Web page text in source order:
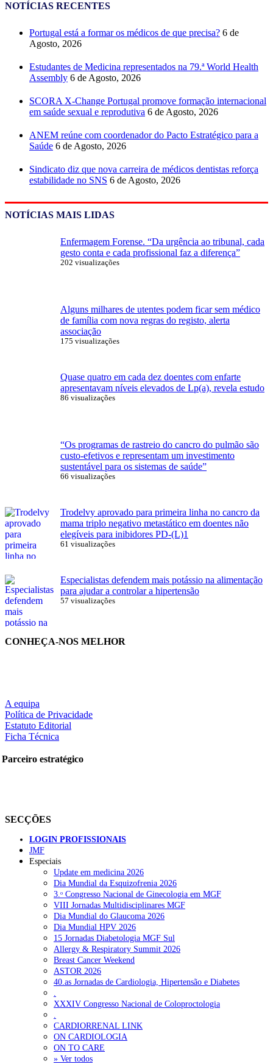
NOTÍCIAS RECENTES
Portugal está a formar os médicos de que precisa? 6 de
Agosto, 2026
Estudantes de Medicina representados na 79.ª World Health
Assembly 6 de Agosto, 2026
SCORA X-Change Portugal promove formação internacional
em saúde sexual e reprodutiva 6 de Agosto, 2026
ANEM reúne com coordenador do Pacto Estratégico para a
Saúde 6 de Agosto, 2026
Sindicato diz que nova carreira de médicos dentistas reforça
estabilidade no SNS 6 de Agosto, 2026
NOTÍCIAS MAIS LIDAS
Enfermagem Forense. “Da urgência ao tribunal, cada
gesto conta e cada profissional faz a diferença”
202 visualizações
Alguns milhares de utentes podem ficar sem médico
de família com nova regras do registo, alerta
associação
175 visualizações
Quase quatro em cada dez doentes com enfarte
apresentavam níveis elevados de Lp(a), revela estudo
86 visualizações
“Os programas de rastreio do cancro do pulmão são
custo-efetivos e representam um investimento
sustentável para os sistemas de saúde”
66 visualizações
Trodelvy aprovado para primeira linha no cancro da
mama triplo negativo metastático em doentes não
elegíveis para inibidores PD-(L)1
61 visualizações
Especialistas defendem mais potássio na alimentação
para ajudar a controlar a hipertensão
57 visualizações
CONHEÇA-NOS MELHOR
A equipa
Política de Privacidade
Estatuto Editorial
Ficha Técnica
Parceiro estratégico
SECÇÕES
LOGIN PROFISSIONAIS
JMF
Especiais
Update em medicina 2026
Dia Mundial da Esquizofrenia 2026
3.ᵒ Congresso Nacional de Ginecologia em MGF
VIII Jornadas Multidisciplinares MGF
Dia Mundial do Glaucoma 2026
Dia Mundial HPV 2026
15 Jornadas Diabetologia MGF Sul
Allergy & Respiratory Summit 2026
Breast Cancer Weekend
ASTOR 2026
40.as Jornadas de Cardiologia, Hipertensão e Diabetes
XXXIV Congresso Nacional de Coloproctologia
CARDIORRENAL LINK
ON CARDIOLOGIA
ON TO CARE
» Ver todos